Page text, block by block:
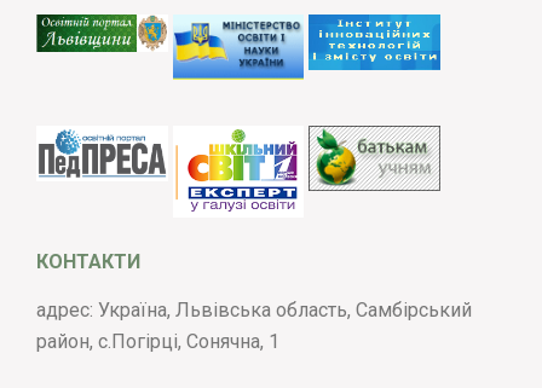
КОНТАКТИ
адрес: Україна, Львівська область, Самбірський
район, с.Погірці, Сонячна, 1